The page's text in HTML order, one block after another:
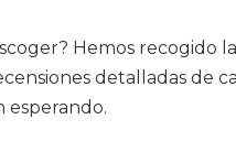
Hemos recogido
detalladas de
esperando.